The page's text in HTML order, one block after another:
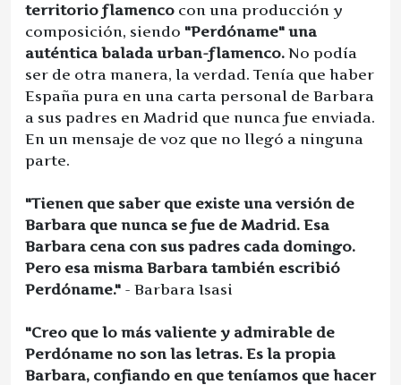
territorio flamenco con una producción y
composición, siendo "Perdóname" una
auténtica balada urban-flamenco. No podía
ser de otra manera, la verdad. Tenía que haber
España pura en una carta personal de Barbara
a sus padres en Madrid que nunca fue enviada.
En un mensaje de voz que no llegó a ninguna
parte.
"Tienen que saber que existe una versión de
Barbara que nunca se fue de Madrid. Esa
Barbara cena con sus padres cada domingo.
Pero esa misma Barbara también escribió
Perdóname." - Barbara Isasi
"Creo que lo más valiente y admirable de
Perdóname no son las letras. Es la propia
Barbara, confiando en que teníamos que hacer